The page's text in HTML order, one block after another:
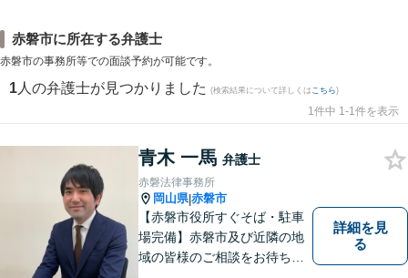
赤磐市に所在する弁護士
赤磐市の事務所等での面談予約が可能です。
1 人の弁護士が見つかりました (検索結果について詳しくは こちら)
1件中 1-1件を表示
青木 一馬 弁護士
赤磐法律事務所
岡山県|赤磐市
【赤磐市役所すぐそば・駐車
場完備】赤磐市及び近隣の地
域の皆様のご相談をお待ちし
詳細を見
る